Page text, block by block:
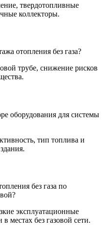
твердотопливные
коллекторы.
отопления без газа?
трубе, снижение рисков
оборудования для системы
тип топлива и
без газа по
эксплуатационные
местах без газовой сети.